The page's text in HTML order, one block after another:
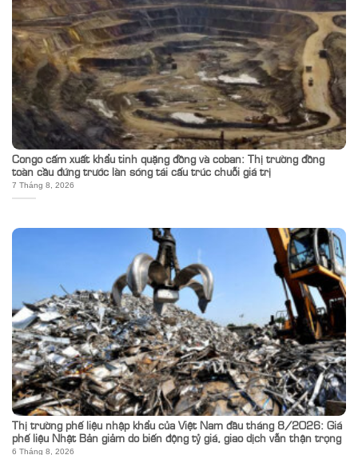
Congo cấm xuất khẩu tinh quặng đồng và coban: Thị trường đồng
toàn cầu đứng trước làn sóng tái cấu trúc chuỗi giá trị
7 Tháng 8, 2026
Thị trường phế liệu nhập khẩu của Việt Nam đầu tháng 8/2026: Giá
phế liệu Nhật Bản giảm do biến động tỷ giá, giao dịch vẫn thận trọng
6 Tháng 8, 2026